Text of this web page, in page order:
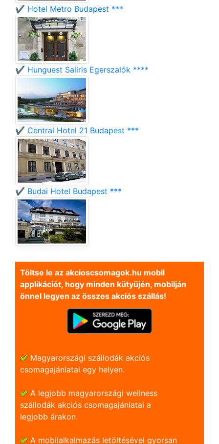
✔️ Hotel Metro Budapest ***
✔️ Hunguest Saliris Egerszalók ****
✔️ Central Hotel 21 Budapest ***
✔️ Budai Hotel Budapest ***
Töltse le az akcioscsomagok.hu mobil
applikációt, hogy minden kütyüjén, mobilján
önnel legyen az összes akciós szállás!
Magyarországi szállodák akciós
csomagajánlatai egy helyen.
A legjobb magyarországi wellness
szállodák akciós csomagajánlatai a
legjobb árakon.
A mobilalkalmazás letöltésével gyorsan